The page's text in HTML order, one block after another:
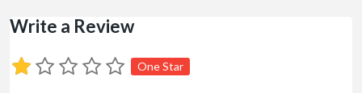
Write a Review
One Star